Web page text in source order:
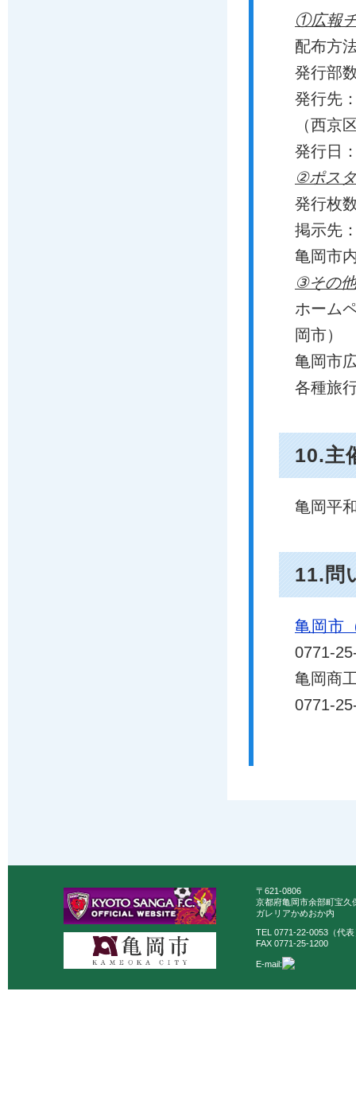
①広報
配布方
発行部
発行先
（西京
発行日
②ポス
発行枚
掲示先
亀岡市
③その他
ホーム
岡市）
亀岡市
各種旅
10.主
亀岡平
11.問
亀岡市
0771-
亀岡商
0771-
〒621-0806
京都府亀岡市余部町宝久
ガレリアかめおか内
TEL 0771-22-0053（代表
FAX 0771-25-1200
E-mail: